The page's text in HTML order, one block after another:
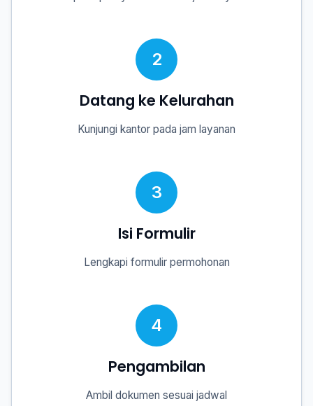
2
Datang ke Kelurahan
Kunjungi kantor pada jam layanan
3
Isi Formulir
Lengkapi formulir permohonan
4
Pengambilan
Ambil dokumen sesuai jadwal